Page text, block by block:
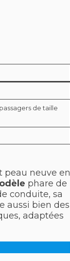
de taille
peau neuve en
phare de
conduite, sa
aussi bien des
adaptées